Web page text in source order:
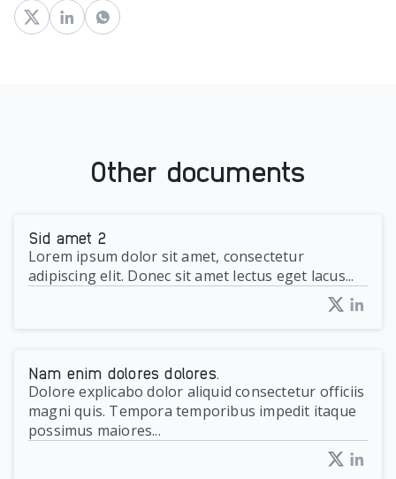
Other documents
Sid amet 2
Lorem ipsum dolor sit amet, consectetur
adipiscing elit. Donec sit amet lectus eget lacus...
Nam enim dolores dolores.
Dolore explicabo dolor aliquid consectetur officiis
magni quis. Tempora temporibus impedit itaque
possimus maiores...